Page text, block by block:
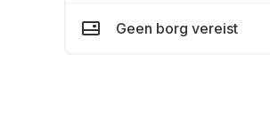
Geen borg vereist